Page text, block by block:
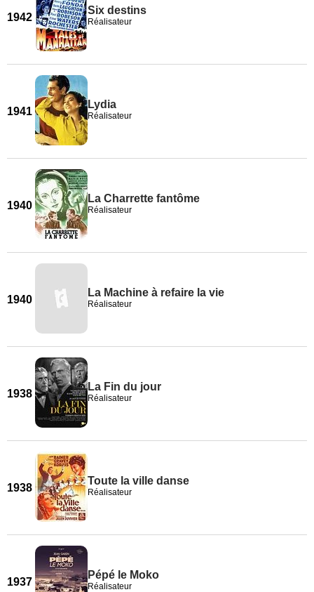
1942
Six destins
Réalisateur
1941
Lydia
Réalisateur
1940
La Charrette fantôme
Réalisateur
1940
La Machine à refaire la vie
Réalisateur
1938
La Fin du jour
Réalisateur
1938
Toute la ville danse
Réalisateur
1937
Pépé le Moko
Réalisateur